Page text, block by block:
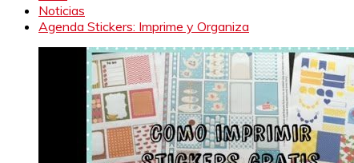
Noticias
Agenda Stickers: Imprime y Organiza